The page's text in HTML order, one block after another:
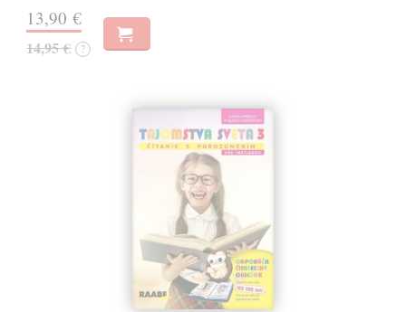
13,90 €
14,95 € ?